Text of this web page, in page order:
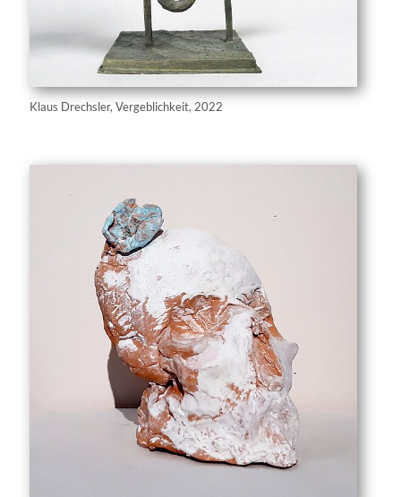
Klaus Drechsler, Vergeblichkeit, 2022